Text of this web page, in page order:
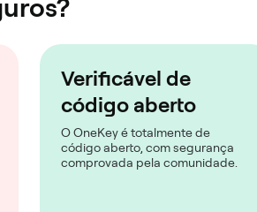
Verificável de
código aberto
O OneKey é totalmente de
código aberto, com segurança
comprovada pela comunidade.